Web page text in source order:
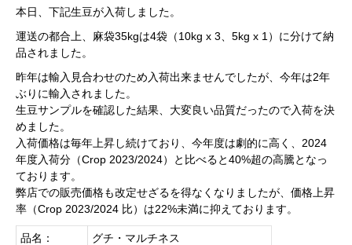
本日、下記生豆が入荷しました。
運送の都合上、麻袋35kgは4袋（10kg x 3、5kg x 1）に分けて納
品されました。
昨年は輸入見合わせのため入荷出来ませんでしたが、今年は2年
ぶりに輸入されました。
生豆サンプルを確認した結果、大変良い品質だったので入荷を決
めました。
入荷価格は毎年上昇し続けており、今年度は劇的に高く、2024
年度入荷分（Crop 2023/2024）と比べると40%超の高騰となっ
ております。
弊店での販売価格も改定せざるを得なくなりましたが、価格上昇
率（Crop 2023/2024 比）は22%未満に抑えております。
品名：
グチ・マルチネス